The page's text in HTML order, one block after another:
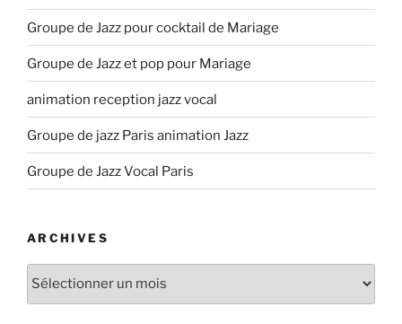
Groupe de Jazz pour cocktail de Mariage
Groupe de Jazz et pop pour Mariage
animation reception jazz vocal
Groupe de jazz Paris animation Jazz
Groupe de Jazz Vocal Paris
ARCHIVES
Archives